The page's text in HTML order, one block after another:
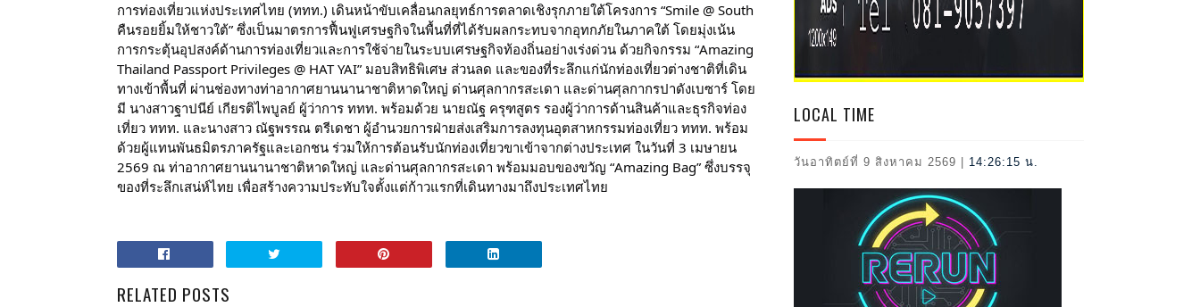
การท่องเที่ยวแห่งประเทศไทย (ททท.) เดินหน้าขับเคลื่อนกลยุทธ์การตลาดเชิงรุกภายใต้โครงการ “Smile @ South
คืนรอยยิ้มให้ชาวใต้” ซึ่งเป็นมาตรการฟื้นฟูเศรษฐกิจในพื้นที่ที่ได้รับผลกระทบจากอุทกภัยในภาคใต้ โดยมุ่งเน้น
การกระตุ้นอุปสงค์ด้านการท่องเที่ยวและการใช้จ่ายในระบบเศรษฐกิจท้องถิ่นอย่างเร่งด่วน ด้วยกิจกรรม “Amazing
Thailand Passport Privileges @ HAT YAI” มอบสิทธิพิเศษ ส่วนลด และของที่ระลึกแก่นักท่องเที่ยวต่างชาติที่เดิน
ทางเข้าพื้นที่ ผ่านช่องทางท่าอากาศยานนานาชาติหาดใหญ่ ด่านศุลกากรสะเดา และด่านศุลกากรปาดังเบซาร์ โดย
มี นางสาวฐาปนีย์ เกียรติไพบูลย์ ผู้ว่าการ ททท. พร้อมด้วย นายณัฐ ครุฑสูตร รองผู้ว่าการด้านสินค้าและธุรกิจท่อง
เที่ยว ททท. และนางสาว ณัฐพรรณ ตรีเดชา ผู้อำนวยการฝ่ายส่งเสริมการลงทุนอุตสาหกรรมท่องเที่ยว ททท. พร้อม
ด้วยผู้แทนพันธมิตรภาครัฐและเอกชน ร่วมให้การต้อนรับนักท่องเที่ยวขาเข้าจากต่างประเทศ ในวันที่ 3 เมษายน
2569 ณ ท่าอากาศยานนานาชาติหาดใหญ่ และด่านศุลกากรสะเดา พร้อมมอบของขวัญ “Amazing Bag” ซึ่งบรรจุ
ของที่ระลึกเสน่ห์ไทย เพื่อสร้างความประทับใจตั้งแต่ก้าวแรกที่เดินทางมาถึงประเทศไทย
RELATED POSTS
2026
LOCAL TIME
วันอาทิตย์ที่ 9 สิงหาคม 2569 | 14:26:16 น.